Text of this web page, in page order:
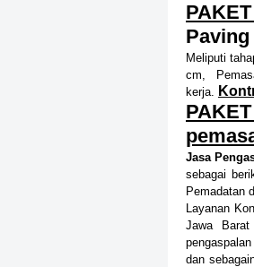
Meliputi
cm,
kerja.
Jasa
sebagai
Pemadatan
Layanan
Jawa
dan